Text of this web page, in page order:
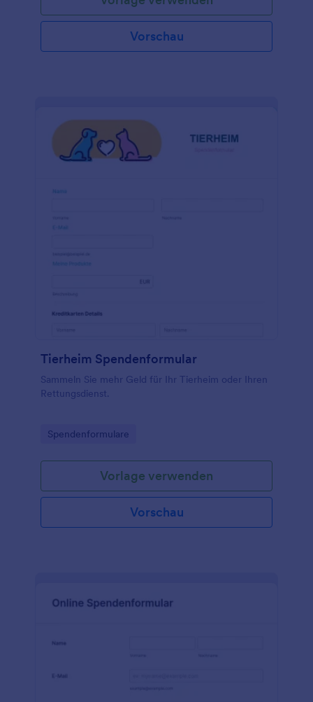
Vorschau
Tierheim Spendenformular
Sammeln Sie mehr Geld für Ihr Tierheim oder Ihren
Rettungsdienst.
Go to Category:
Spendenformulare
Vorlage verwenden
Vorschau